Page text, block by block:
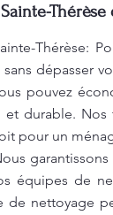
Thérèse:
dépasser
pouvez
durable.
pour un
équipes de
nettoyage